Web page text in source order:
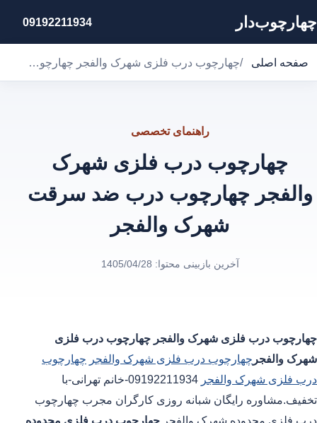
چهارچوب‌دار 09192211934
صفحه اصلی / چهارچوب درب فلزی شهرک والفجر چهارچوب درب ضد سرقت شهرک والفجر
راهنمای تخصصی
چهارچوب درب فلزی شهرک
والفجر چهارچوب درب ضد سرقت
شهرک والفجر
آخرین بازبینی محتوا: 1405/04/28
چهارچوب درب فلزی شهرک والفجر چهارچوب درب فلزی
شهرک والفجر چهارچوب درب فلزی شهرک والفجر چهارچوب
درب فلزی شهرک والفجر
09192211934-خانم تهرانی-با
تخفیف.مشاوره رایگان شبانه روزی کارگران مجرب چهارچوب
درب فلزی محدوده شهرک والفجر چهارچوب درب فلزی محدوده